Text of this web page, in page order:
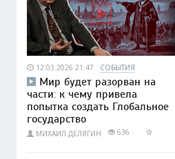
12.03.2026 21:47 СОБЫТИЯ
Мир будет разорван на
части: к чему привела
попытка создать Глобальное
государство
МИХАИЛ ДЕЛЯГИН 636